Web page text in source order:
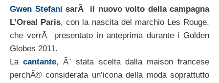
Gwen Stefani sarÃ il nuovo volto della campagna
L’Oreal Paris, con la nascita del marchio Les Rouge,
che verrÃ presentato in anteprima durante i Golden
Globes 2011.
Lacantante, Ã¨ stata scelta dalla maison francese
perchÃ© considerata un’icona della moda soprattutto